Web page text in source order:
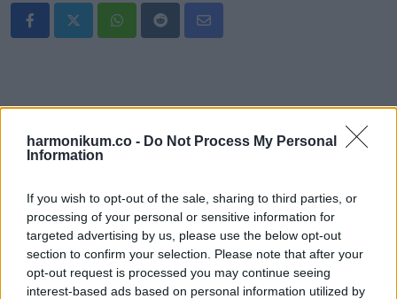
harmonikum.co - Do Not Process My Personal
Information
If you wish to opt-out of the sale, sharing to third parties, or
processing of your personal or sensitive information for
targeted advertising by us, please use the below opt-out
section to confirm your selection. Please note that after your
opt-out request is processed you may continue seeing
interest-based ads based on personal information utilized by
WhatsappRedditShare
ELŐZŐ POSZT
csinos a férjéhez, de a pár szerelme
erősebb a külsőségeknél